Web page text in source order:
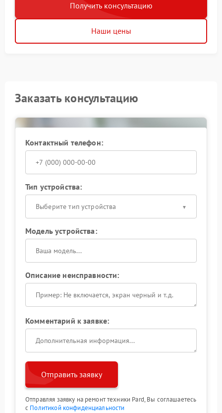
Получить консультацию
Наши цены
Заказать консультацию
Контактный телефон:
Тип устройства:
Выберите тип устройства
Модель устройства:
Описание неисправности:
Комментарий к заявке:
Отправить заявку
Отправляя заявку на ремонт техники Pard, Вы соглашаетесь
с Политикой конфиденциальности